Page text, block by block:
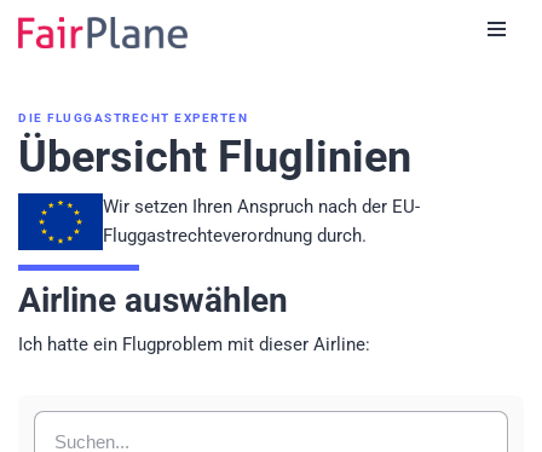
DIE FLUGGASTRECHT EXPERTEN
Übersicht Fluglinien
Wir setzen Ihren Anspruch nach der EU-
Fluggastrechteverordnung durch.
Airline auswählen
Ich hatte ein Flugproblem mit dieser Airline: